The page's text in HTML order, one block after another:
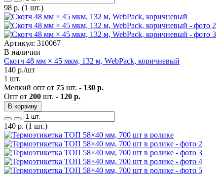
98 р. (1 шт.)
Артикул: 310067
В наличии
Скотч 48 мм × 45 мкм, 132 м, WebPack, коричневый
140 р./шт
1 шт.
Мелкий опт от 75 шт. - 130 р.
Опт от 200 шт. - 120 р.
В корзину
140 р. (1 шт.)